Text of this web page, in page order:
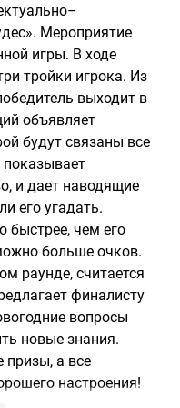
Мероприятие
игры. В ходе
тройки игрока. Из
выходит в
объявляет
будут связаны все
и дает наводящие
его угадать.
быстрее, чем его
больше очков.
раунде, считается
финалисту
вопросы
новые знания.
призы, а все
настроения!